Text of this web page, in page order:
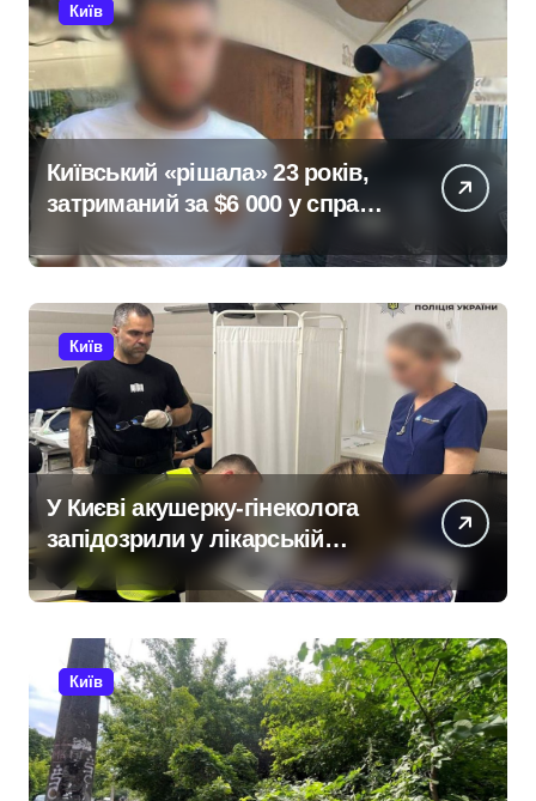
Київ
Київський «рішала» 23 років,
затриманий за $6 000 у справі
мобілізації
Київ
У Києві акушерку-гінеколога
запідозрили у лікарській
недбалості після втрати
вагітності після операції
Київ